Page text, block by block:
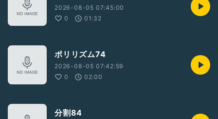
2026-08-05 07:45:00
0
01:32
ポリリズム74
2026-08-05 07:42:59
0
02:00
分割84